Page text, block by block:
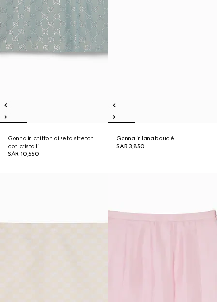
Gonna in chiffon di seta stretch
con cristalli
SAR 10,550
Gonna in lana bouclé
SAR 3,850